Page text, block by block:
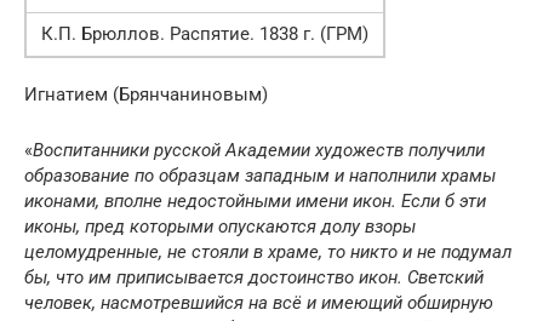
К.П. Брюллов. Распятие. 1838 г. (ГРМ)
Игнатием (Брянчаниновым)
«Воспитанники русской Академии художеств получили
образование по образцам западным и наполнили храмы
иконами, вполне недостойными имени икон. Если б эти
иконы, пред которыми опускаются долу взоры
целомудренные, не стояли в храме, то никто и не подумал
бы, что им приписывается достоинство икон. Светский
человек, насмотревшийся на всё и имеющий обширную